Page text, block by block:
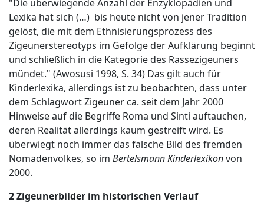
"Die überwiegende Anzahl der Enzyklopädien und
Lexika hat sich (…) bis heute nicht von jener Tradition
gelöst, die mit dem Ethnisierungsprozess des
Zigeunerstereotyps im Gefolge der Aufklärung beginnt
und schließlich in die Kategorie des Rassezigeuners
mündet." (Awosusi 1998, S. 34) Das gilt auch für
Kinderlexika, allerdings ist zu beobachten, dass unter
dem Schlagwort Zigeuner ca. seit dem Jahr 2000
Hinweise auf die Begriffe Roma und Sinti auftauchen,
deren Realität allerdings kaum gestreift wird. Es
überwiegt noch immer das falsche Bild des fremden
Nomadenvolkes, so im Bertelsmann Kinderlexikonvon
2000.
2 Zigeunerbilder im historischen Verlauf